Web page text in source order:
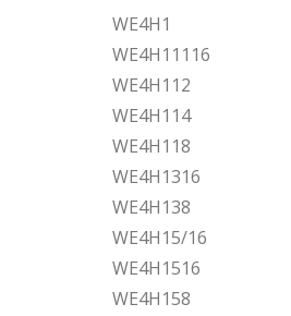
WE4H1
WE4H11116
WE4H112
WE4H114
WE4H118
WE4H1316
WE4H138
WE4H15/16
WE4H1516
WE4H158